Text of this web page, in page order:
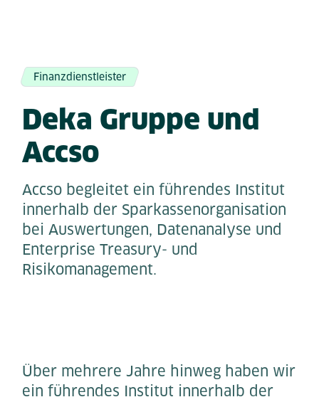
Finanzdienstleister
Deka Gruppe und
Accso
Accso begleitet ein führendes Institut
innerhalb der Sparkassenorganisation
bei Auswertungen, Datenanalyse und
Enterprise Treasury- und
Risikomanagement.
Über mehrere Jahre hinweg haben wir
ein führendes Institut innerhalb der